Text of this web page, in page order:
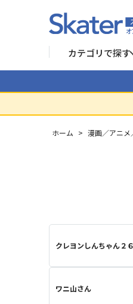
カテゴリで探す
ホーム > 漫画／アニメ
クレヨンしんちゃん２６
ワニ山さん